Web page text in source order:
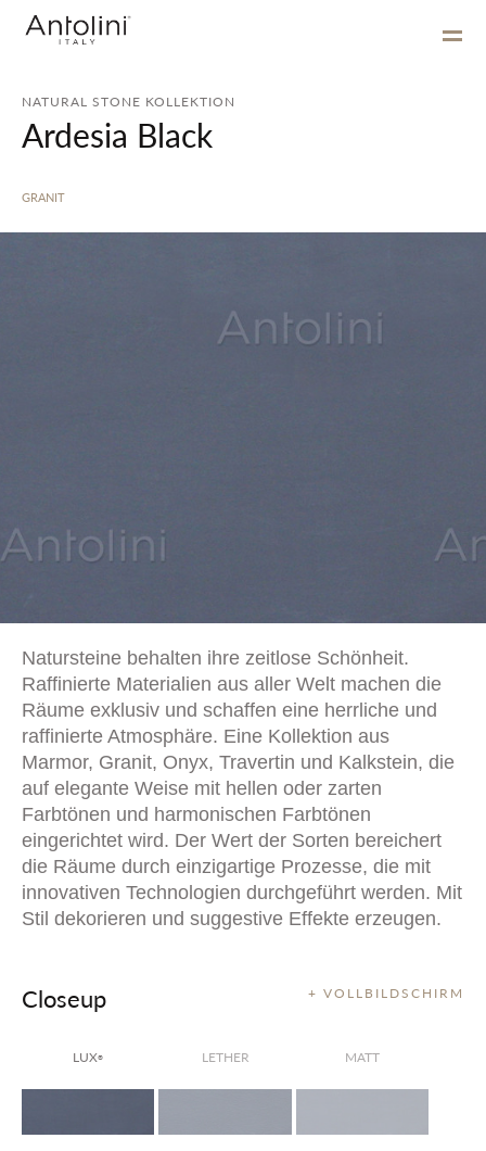
NATURAL STONE KOLLEKTION
Ardesia Black
GRANIT
Natursteine behalten ihre zeitlose Schönheit.
Raffinierte Materialien aus aller Welt machen die
Räume exklusiv und schaffen eine herrliche und
raffinierte Atmosphäre. Eine Kollektion aus
Marmor, Granit, Onyx, Travertin und Kalkstein, die
auf elegante Weise mit hellen oder zarten
Farbtönen und harmonischen Farbtönen
eingerichtet wird. Der Wert der Sorten bereichert
die Räume durch einzigartige Prozesse, die mit
innovativen Technologien durchgeführt werden. Mit
Stil dekorieren und suggestive Effekte erzeugen.
+ VOLLBILDSCHIRM
Closeup
LUX® LETHER MATT